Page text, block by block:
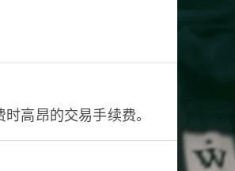
高昂的交易手续费。